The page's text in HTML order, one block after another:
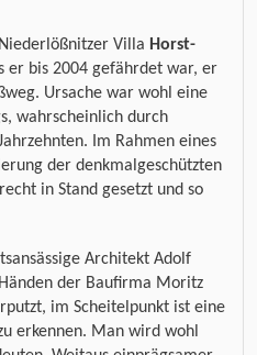
Villa Horst-
er bis 2004 gefährdet war, er
Ursache war wohl eine
wahrscheinlich durch
Im Rahmen eines
der denkmalgeschützten
in Stand gesetzt und so
Architekt Adolf
der Baufirma Moritz
im Scheitelpunkt ist eine
erkennen. Man wird wohl